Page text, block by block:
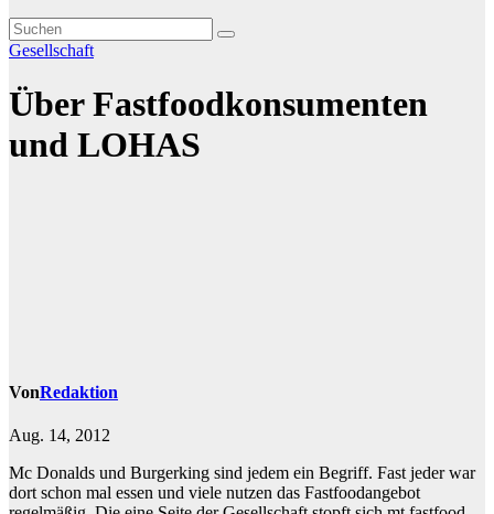
Gesellschaft
Über Fastfoodkonsumenten
und LOHAS
VonRedaktion
Aug. 14, 2012
Mc Donalds und Burgerking sind jedem ein Begriff. Fast jeder war
dort schon mal essen und viele nutzen das Fastfoodangebot